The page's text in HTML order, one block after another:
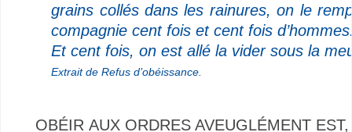
grains collés dans les rainures, on le
compagnie cent fois et cent fois
Et cent fois, on est allé la vider sous la
Extrait de Refus d’obéissance.
OBÉIR AUX ORDRES AVEUGLÉMENT